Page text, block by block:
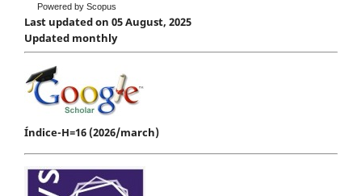
Powered by Scopus
Last updated on 05 August, 2025
Updated monthly
Índice-H=16 (2026/march)